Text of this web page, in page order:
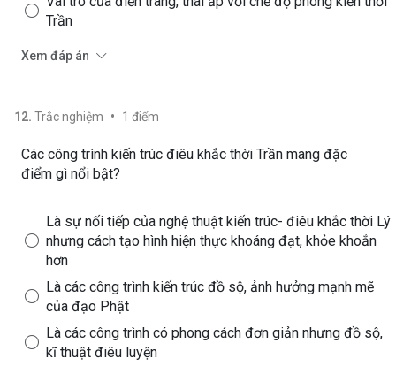
Trần
Xem đáp án
12. Trắc nghiệm • 1 điểm
Các công trình kiến trúc điêu khắc thời Trần mang đặc
điểm gì nổi bật?
Là sự nối tiếp của nghệ thuật kiến trúc- điêu khắc thời Lý
nhưng cách tạo hình hiện thực khoáng đạt, khỏe khoắn
hơn
Là các công trình kiến trúc đồ sộ, ảnh hưởng mạnh mẽ
của đạo Phật
Là các công trình có phong cách đơn giản nhưng đồ sộ,
kĩ thuật điêu luyện